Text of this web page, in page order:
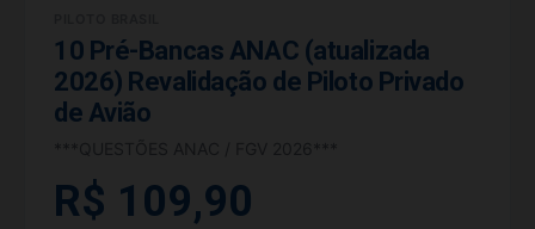
10 Pré-Bancas ANAC (atualizada
2026) Revalidação de Piloto Privado
de Avião
R$ 109,90